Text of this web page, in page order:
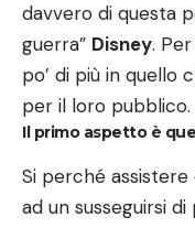
davvero di questa
guerra” Disney.
po’ di più in quello
per il loro pubblico.
Il primo aspetto è
Si perché
ad un susseguirsi